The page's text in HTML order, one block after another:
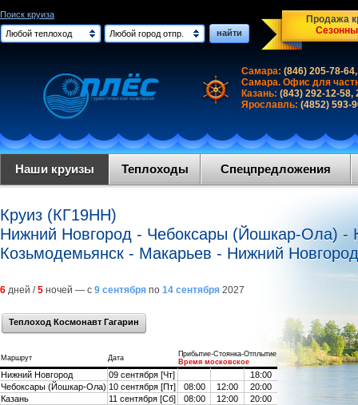
Поиск круиза
Любой теплоход
Любой город отпр. найти
Продажа
Самара: (846) 205-78-
Самара. Офис для
Казань: (843) 292-12-58,
Ярославль: (4852) 593-
Наши круизы Теплоходы Спецпредложения
Круиз (КГ19НН)
Нижний Новгород - Чебоксары (Йошкар-Ола) -
Козьмодемьянск - Макарьев - Нижний Новгород
6 дней /5 ночей — с 9 сентября по 14 сентября 2027
Теплоход Космонавт Гагарин
Маршрут Дата
Прибытие-Стоянка-Отплытие
Время московское
Нижний Новгород 09 сентября [Чт]
18:00
Чебоксары (Йошкар-Ола) 10 сентября [Пт] 08:00 12:00
20:00
Казань
11 сентября [Сб] 08:00 12:00
20:00